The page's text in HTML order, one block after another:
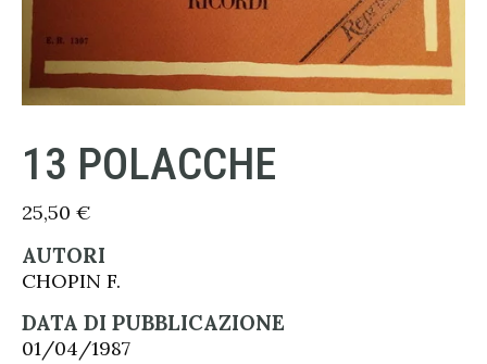
13 POLACCHE
25,50 €
AUTORI
CHOPIN F.
DATA DI PUBBLICAZIONE
01/04/1987